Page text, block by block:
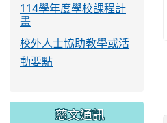
114學年度學校課程計
畫
校外人士協助教學或活
動要點
慈文通訊